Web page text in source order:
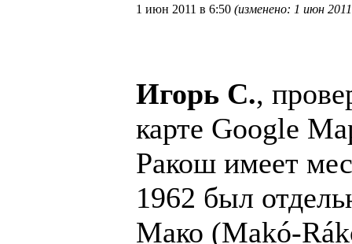
1 июн 2011 в 6:50 (изменено: 1 июн
Игорь С.,
карте Google
Ракош имеет
1962 был
Мако (Makó-